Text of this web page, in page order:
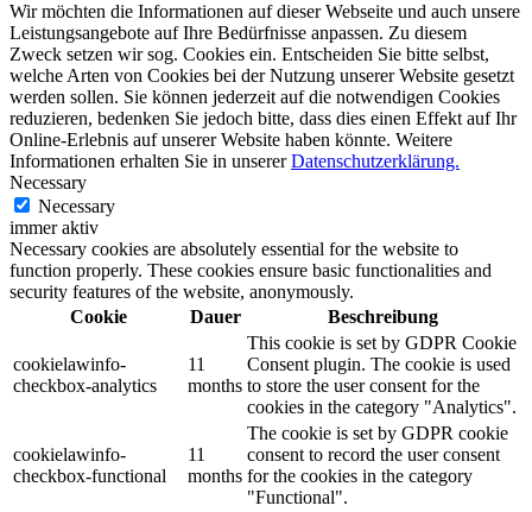
Wir möchten die Informationen auf dieser Webseite und auch unsere
Leistungsangebote auf Ihre Bedürfnisse anpassen. Zu diesem
Zweck setzen wir sog. Cookies ein. Entscheiden Sie bitte selbst,
welche Arten von Cookies bei der Nutzung unserer Website gesetzt
werden sollen. Sie können jederzeit auf die notwendigen Cookies
reduzieren, bedenken Sie jedoch bitte, dass dies einen Effekt auf Ihr
Online-Erlebnis auf unserer Website haben könnte. Weitere
Informationen erhalten Sie in unsererDatenschutzerklärung.
Necessary
Necessary
immer aktiv
Necessary cookies are absolutely essential for the website to
function properly. These cookies ensure basic functionalities and
security features of the website, anonymously.
Cookie
Dauer Beschreibung
cookielawinfo-
checkbox-analytics
11
months
This cookie is set by GDPR Cookie
Consent plugin. The cookie is used
to store the user consent for the
cookies in the category "Analytics".
cookielawinfo-
checkbox-functional
11
months
The cookie is set by GDPR cookie
consent to record the user consent
for the cookies in the category
"Functional".